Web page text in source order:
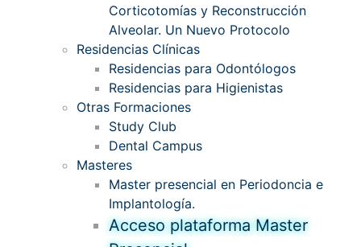
Corticotomías y Reconstrucción
Alveolar. Un Nuevo Protocolo
Residencias Clínicas
Residencias para Odontólogos
Residencias para Higienistas
Otras Formaciones
Study Club
Dental Campus
Masteres
Master presencial en Periodoncia e
Implantología.
Acceso plataforma Master